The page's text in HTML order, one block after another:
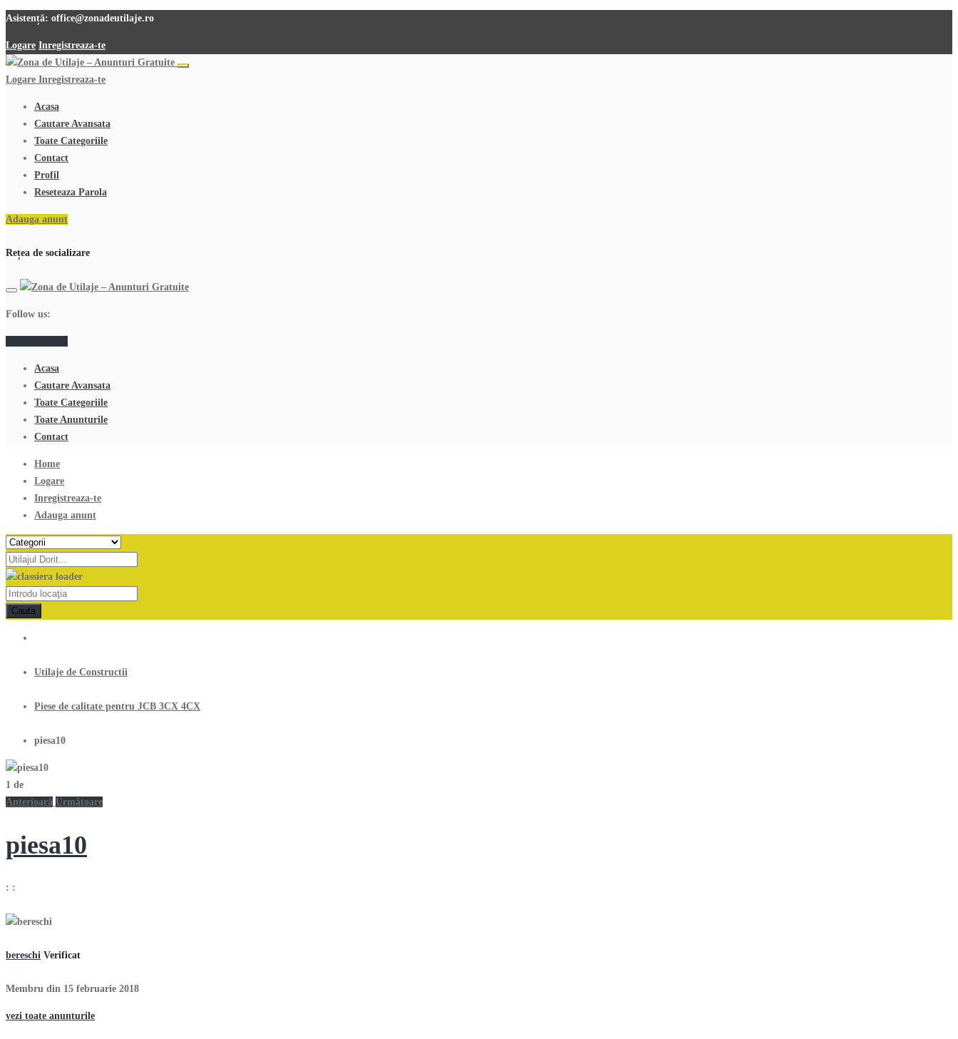
Asistență: office@zonadeutilaje.ro
Logare Inregistreaza-te
Logare Inregistreaza-te
Acasa
Cautare Avansata
Toate Categoriile
Contact
Profil
Reseteaza Parola
Adauga anunt
Rețea de socializare
Follow us:
Acasa
Cautare Avansata
Toate Categoriile
Toate Anunturile
Contact
Home
Logare
Inregistreaza-te
Adauga anunt
Cauta
Utilaje de Constructii
Piese de calitate pentru JCB 3CX 4CX
piesa10
1 de
Anterioară Următoare
piesa10
: :
bereschi Verificat
Membru din 15 februarie 2018
vezi toate anunturile